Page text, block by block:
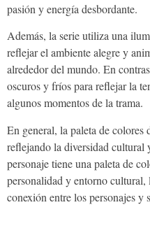
pasión y energía desbordante.
Además, la serie utiliza una
reflejar el ambiente alegre y
alrededor del mundo. En
oscuros y fríos para reflejar la
algunos momentos de la trama.
En general, la paleta de colores
reflejando la diversidad cultural
personaje tiene una paleta de
personalidad y entorno cultural,
conexión entre los personajes y